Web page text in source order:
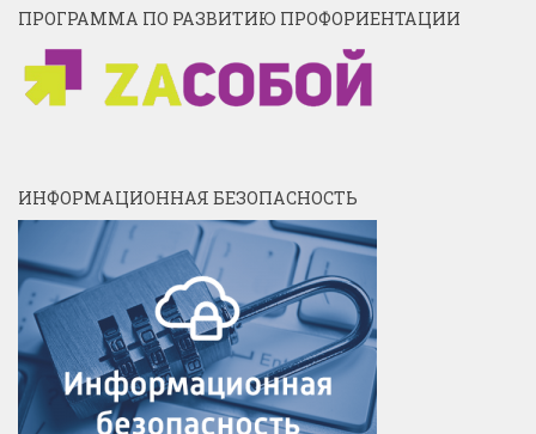
ПРОГРАММА ПО РАЗВИТИЮ ПРОФОРИЕНТАЦИИ
ИНФОРМАЦИОННАЯ БЕЗОПАСНОСТЬ